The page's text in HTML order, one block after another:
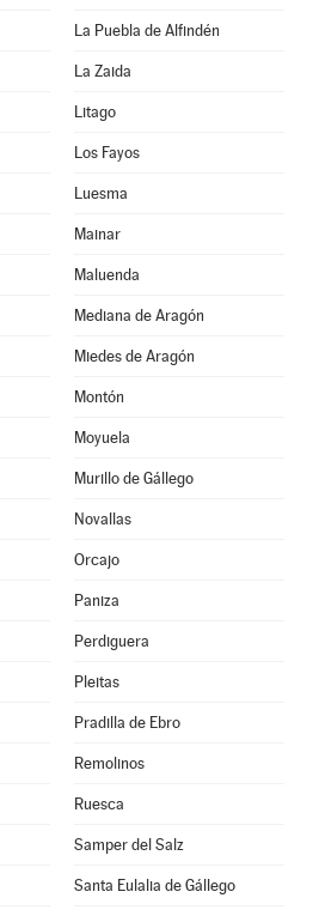
La Puebla de Alfindén
La Zaida
Litago
Los Fayos
Luesma
Mainar
Maluenda
Mediana de Aragón
Miedes de Aragón
Montón
Moyuela
Murillo de Gállego
Novallas
Orcajo
Paniza
Perdiguera
Pleitas
Pradilla de Ebro
Remolinos
Ruesca
Samper del Salz
Santa Eulalia de Gállego